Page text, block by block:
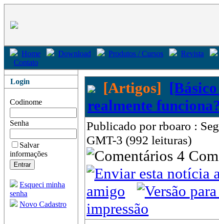
Home Download Produtos / Cursos
Revista
Contato
Login
Codinome
Senha
Salvar
informações
Esqueci minha
senha
Novo Cadastro
[Artigos]
realmente
Publicado por rboaro :
GMT-3 (992 leituras)
4
amigo
impressão